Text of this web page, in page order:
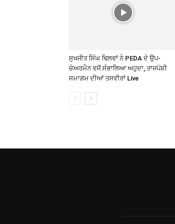
ਸੁਖਜੀਤ ਸਿੰਘ ਢਿਲਵਾਂ ਨੇ PEDA ਦੇ ਉਪ-
ਚੇਅਰਮੈਨ ਵਜੋਂ ਸੰਭਾਲਿਆ ਅਹੁਦਾ, ਤਾਜਪੋਸ਼ੀ
ਸਮਾਗਮ ਦੀਆਂ ਤਸਵੀਰਾਂ Live